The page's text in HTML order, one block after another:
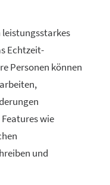
leistungsstarkes
Echtzeit-
Personen können
wie
und